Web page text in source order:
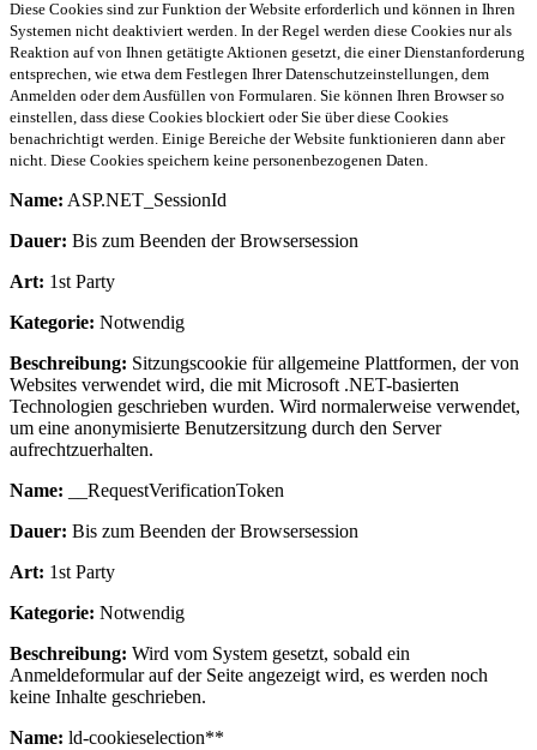
Diese Cookies sind zur Funktion der Website erforderlich und können in Ihren
Systemen nicht deaktiviert werden. In der Regel werden diese Cookies nur als
Reaktion auf von Ihnen getätigte Aktionen gesetzt, die einer Dienstanforderung
entsprechen, wie etwa dem Festlegen Ihrer Datenschutzeinstellungen, dem
Anmelden oder dem Ausfüllen von Formularen. Sie können Ihren Browser so
einstellen, dass diese Cookies blockiert oder Sie über diese Cookies
benachrichtigt werden. Einige Bereiche der Website funktionieren dann aber
nicht. Diese Cookies speichern keine personenbezogenen Daten.
Name: ASP.NET_SessionId
Dauer: Bis zum Beenden der Browsersession
Art: 1st Party
Kategorie: Notwendig
Beschreibung: Sitzungscookie für allgemeine Plattformen, der von
Websites verwendet wird, die mit Microsoft .NET-basierten
Technologien geschrieben wurden. Wird normalerweise verwendet,
um eine anonymisierte Benutzersitzung durch den Server
aufrechtzuerhalten.
Name: __RequestVerificationToken
Dauer: Bis zum Beenden der Browsersession
Art: 1st Party
Kategorie: Notwendig
Beschreibung: Wird vom System gesetzt, sobald ein
Anmeldeformular auf der Seite angezeigt wird, es werden noch
keine Inhalte geschrieben.
Name: ld-cookieselection**